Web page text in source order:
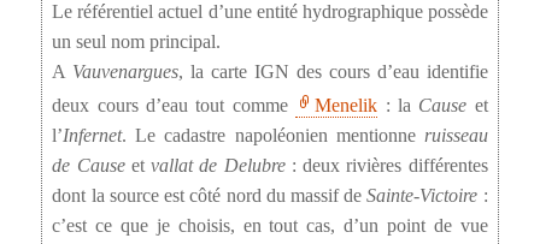
Le référentiel actuel d’une entité hydrographique possède
un seul nom principal.
A Vauvenargues, la carte IGN des cours d’eau identifie
deux cours d’eau tout comme
Menelik : la Cause et
l’Infernet. Le cadastre napoléonien mentionne ruisseau
de Causeetvallat de Delubre: deux rivières différentes
dont la source est côté nord du massif deSainte-Victoire :
c’est ce que je choisis, en tout cas, d’un point de vue